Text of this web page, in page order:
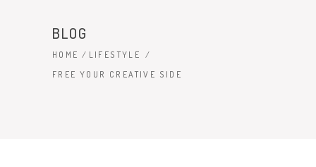
BLOG
HOME / LIFESTYLE /
FREE YOUR CREATIVE SIDE